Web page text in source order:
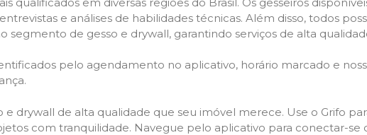
e análises de habilidades técnicas. Além disso, todos
segmento de gesso e drywall, garantindo serviços de alta
pelo agendamento no aplicativo, horário marcado e
e drywall de alta qualidade que seu imóvel merece. Use o Grifo
com tranquilidade. Navegue pelo aplicativo para conectar-se